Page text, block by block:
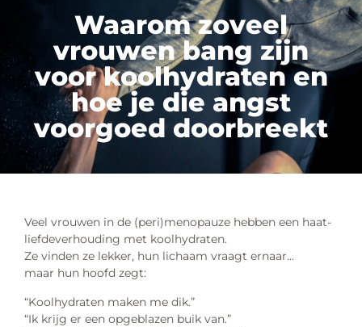
Waarom zoveel
vrouwen bang zijn
voor koolhydraten en
hoe je die angst
voorgoed doorbreekt
Veel vrouwen in de (peri)menopauze hebben een haat-
liefdeverhouding met koolhydraten.
Ze vinden ze lekker, hun lichaam vraagt ernaar…
maar hun hoofd zegt:
“Koolhydraten maken me dik.”
“Ik krijg er een opgeblazen buik van.”